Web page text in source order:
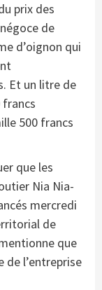
prix des
de
d’oignon qui
Et un litre de
francs
500 francs
que les
Nia Nia-
mercredi
de
que
de l’entreprise